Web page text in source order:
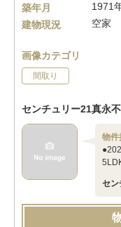
築年月
1971
建物現況
空家
画像カテゴリ
間取り
センチュリー21真永
物件
セン